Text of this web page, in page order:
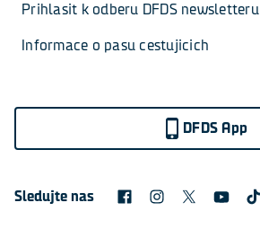
Prihlasit k odberu DFDS newsletteru
Informace o pasu cestujicich
DFDS App
Sledujte nas